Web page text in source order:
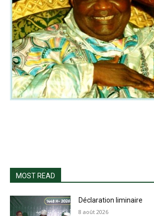
MOST READ
Déclaration liminaire
8 août 2026